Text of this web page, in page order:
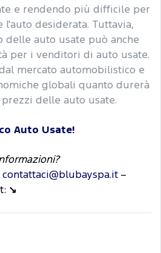
e rendendo più difficile per
desiderata. Tuttavia,
delle auto usate può anche
per i venditori di auto usate.
mercato automobilistico e
globali quanto durerà
delle auto usate.
Auto Usate!
contattaci@blubayspa.it –
↘